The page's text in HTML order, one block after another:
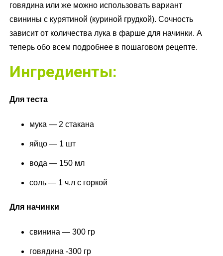
говядина или же можно использовать вариант
свинины с курятиной (куриной грудкой). Сочность
зависит от количества лука в фарше для начинки. А
теперь обо всем подробнее в пошаговом рецепте.
Ингредиенты:
Для теста
мука — 2 стакана
яйцо — 1 шт
вода — 150 мл
соль — 1 ч.л с горкой
Для начинки
свинина — 300 гр
говядина -300 гр